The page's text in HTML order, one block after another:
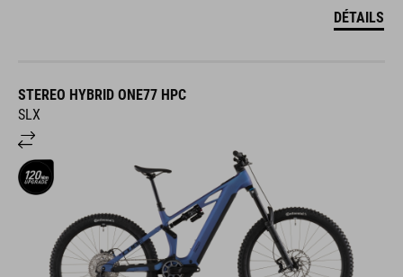
DÉTAILS
STEREO HYBRID ONE77 HPC
SLX